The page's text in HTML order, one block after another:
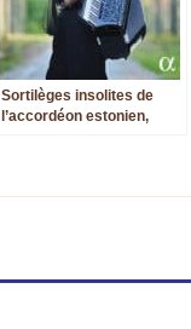
Sortilèges insolites de
l’accordéon estonien,